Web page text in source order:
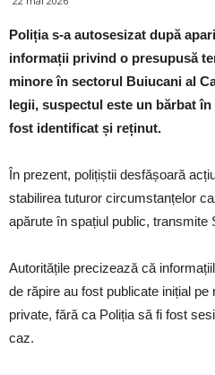
Poliția s-a autosesizat după
informații privind o presupusă
minore în sectorul Buiucani al
legii, suspectul este un bărbat în
fost identificat și reținut.
În prezent, polițiștii desfășoară
stabilirea tuturor circumstanțelor
apărute în spațiul public, transmite
Autoritățile precizează că
de răpire au fost publicate inițial
private, fără ca Poliția să fi fost
caz.